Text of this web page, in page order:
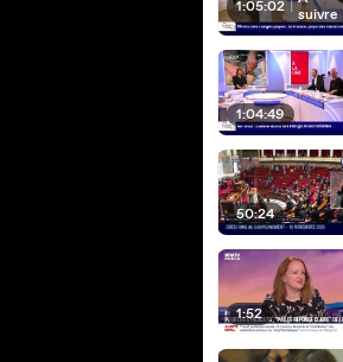
1:05:02 | suivre
1:04:49
50:24
1:52